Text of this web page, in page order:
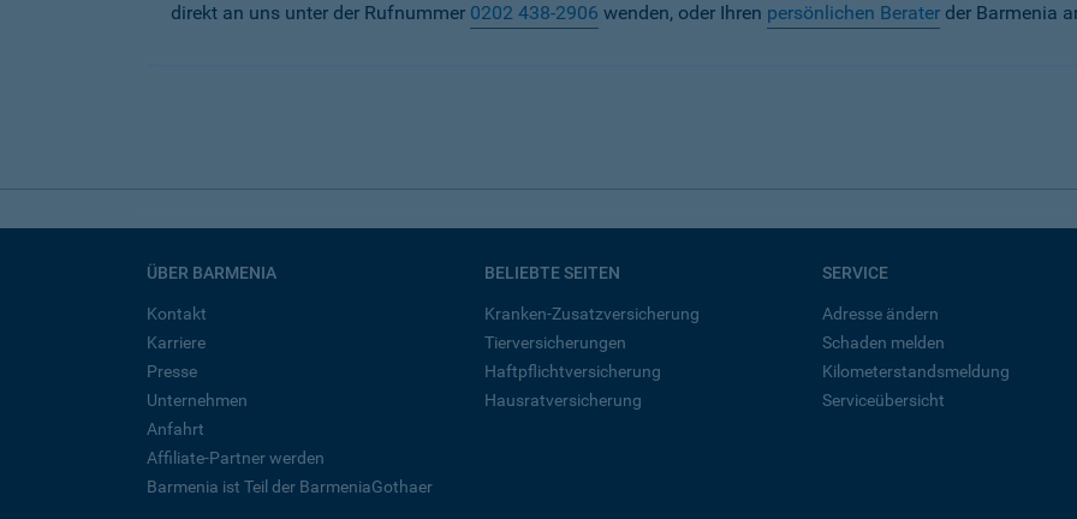
direkt an uns unter der Rufnummer 0202 438-2906 wenden, oder Ihren persönlichen Berater der Barmenia
ÜBER BARMENIA
Kontakt
Karriere
Presse
Unternehmen
Anfahrt
Affiliate-Partner werden
Barmenia ist Teil der BarmeniaGothaer
BELIEBTE SEITEN
Kranken-Zusatzversicherung
Tierversicherungen
Haftpflichtversicherung
Hausratversicherung
SERVICE
Adresse ändern
Schaden melden
Kilometerstandsmeldung
Serviceübersicht